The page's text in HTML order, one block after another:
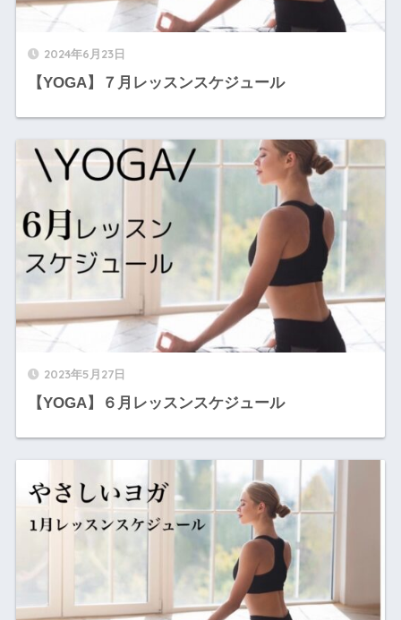
2024年6月23日
【YOGA】７月レッスンスケジュール
2023年5月27日
【YOGA】６月レッスンスケジュール